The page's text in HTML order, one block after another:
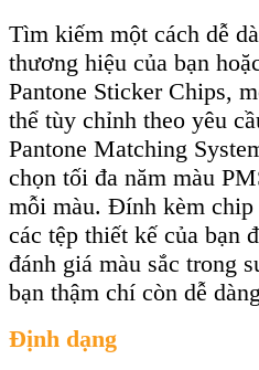
Tìm kiếm một cách dễ
thương hiệu của bạn
Pantone Sticker Chips,
thể tùy chỉnh theo yêu
Pantone Matching
chọn tối đa năm màu
mỗi màu. Đính kèm chip
các tệp thiết kế của bạn
đánh giá màu sắc trong
bạn thậm chí còn dễ
Định dạng